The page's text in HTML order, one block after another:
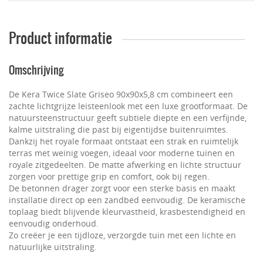
Product informatie
Omschrijving
De Kera Twice Slate Griseo 90x90x5,8 cm combineert een
zachte lichtgrijze leisteenlook met een luxe grootformaat. De
natuursteenstructuur geeft subtiele diepte en een verfijnde,
kalme uitstraling die past bij eigentijdse buitenruimtes.
Dankzij het royale formaat ontstaat een strak en ruimtelijk
terras met weinig voegen, ideaal voor moderne tuinen en
royale zitgedeelten. De matte afwerking en lichte structuur
zorgen voor prettige grip en comfort, ook bij regen.
De betonnen drager zorgt voor een sterke basis en maakt
installatie direct op een zandbed eenvoudig. De keramische
toplaag biedt blijvende kleurvastheid, krasbestendigheid en
eenvoudig onderhoud.
Zo creëer je een tijdloze, verzorgde tuin met een lichte en
natuurlijke uitstraling.